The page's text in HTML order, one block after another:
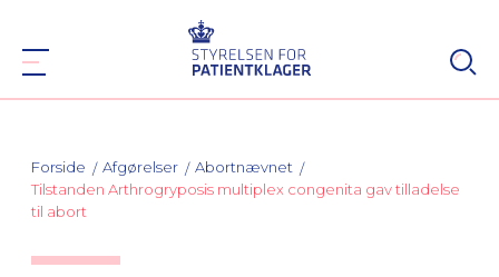
Forside Afgørelser
Abortnævnet
Tilstanden Arthrogryposis multiplex congenita gav tilladelse
til abort